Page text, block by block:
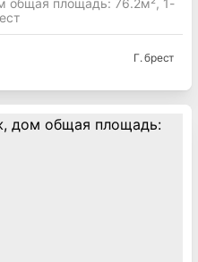
общая площадь: 76.2м², 1-
Г. брест